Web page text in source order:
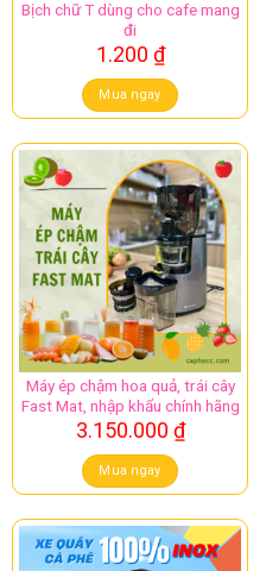
Bịch chữ T dùng cho cafe mang
đi
1.200 ₫
Mua ngay
Máy ép chậm hoa quả, trái cây
Fast Mat, nhập khẩu chính hãng
3.150.000 ₫
Mua ngay